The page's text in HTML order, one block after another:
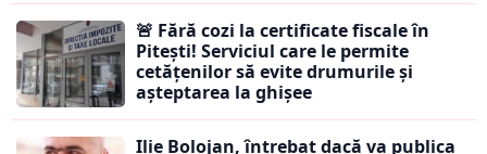
🚨 Fără cozi la certificate fiscale în
Pitești! Serviciul care le permite
cetățenilor să evite drumurile și
așteptarea la ghișee
Ilie Bolojan, întrebat dacă va publica